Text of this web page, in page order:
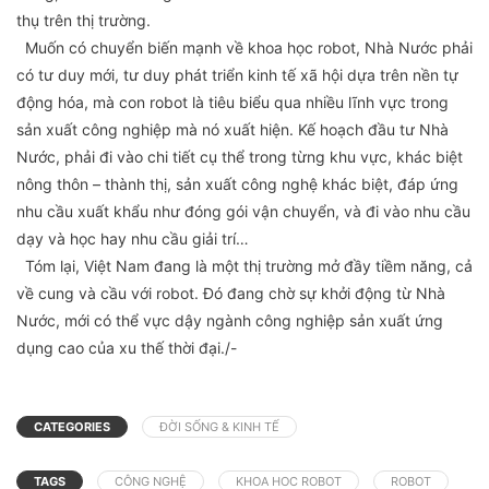
thụ trên thị trường.
Muốn có chuyển biến mạnh về khoa học robot, Nhà Nước phải
có tư duy mới, tư duy phát triển kinh tế xã hội dựa trên nền tự
động hóa, mà con robot là tiêu biểu qua nhiều lĩnh vực trong
sản xuất công nghiệp mà nó xuất hiện. Kế hoạch đầu tư Nhà
Nước, phải đi vào chi tiết cụ thể trong từng khu vực, khác biệt
nông thôn – thành thị, sản xuất công nghệ khác biệt, đáp ứng
nhu cầu xuất khẩu như đóng gói vận chuyển, và đi vào nhu cầu
dạy và học hay nhu cầu giải trí…
Tóm lại, Việt Nam đang là một thị trường mở đầy tiềm năng, cả
về cung và cầu với robot. Đó đang chờ sự khởi động từ Nhà
Nước, mới có thể vực dậy ngành công nghiệp sản xuất ứng
dụng cao của xu thế thời đại./-
CATEGORIES ĐỜI SỐNG & KINH TẾ
TAGS CÔNG NGHỆ KHOA HOC ROBOT ROBOT